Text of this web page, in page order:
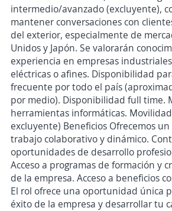
intermedio/avanzado (excluyente),
mantener conversaciones con
del exterior, especialmente de
Unidos y Japón. Se valorarán
experiencia en empresas
eléctricas o afines. Disponibilidad
frecuente por todo el país
por medio). Disponibilidad full time.
herramientas informáticas.
excluyente) Beneficios Ofrecemos
trabajo colaborativo y dinámico.
oportunidades de desarrollo
Acceso a programas de formación y
de la empresa. Acceso a beneficios
El rol ofrece una oportunidad única
éxito de la empresa y desarrollar tu